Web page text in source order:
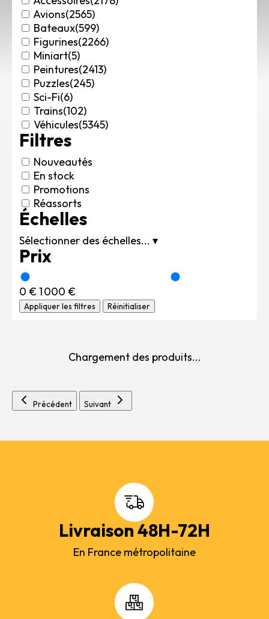
Rechercher des produits...
Mon panier 0
0,00€
Connexion / Inscription
Véhicules
Avions
Bateaux
Trains
Figurines
Accessoires
Puzzles
Carte cadeau
Maquette par marque
Avions(2565)
Bateaux(599)
Figurines(2266)
Miniart(5)
Peintures(2413)
Puzzles(245)
Sci-Fi(6)
Trains(102)
Véhicules(5345)
Filtres
Nouveautés
En stock
Promotions
Réassorts
Échelles
Sélectionner des échelles... ▾
Prix
0 €1 000 €
Appliquer les filtres Réinitialiser
Chargement des produits...
Précédent Suivant
Livraison 48H-72H
En France métropolitaine